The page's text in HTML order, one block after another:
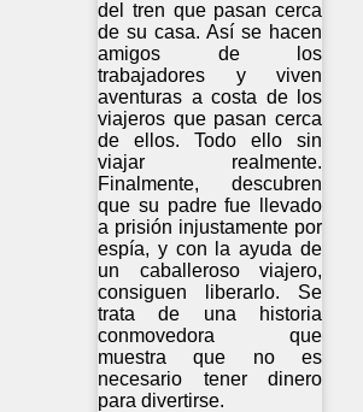
del tren que pasan cerca
de su casa. Así se hacen
amigos de los
trabajadores y viven
aventuras a costa de los
viajeros que pasan cerca
de ellos. Todo ello sin
viajar realmente.
Finalmente, descubren
que su padre fue llevado
a prisión injustamente por
espía, y con la ayuda de
un caballeroso viajero,
consiguen liberarlo. Se
trata de una historia
conmovedora que
muestra que no es
necesario tener dinero
para divertirse.